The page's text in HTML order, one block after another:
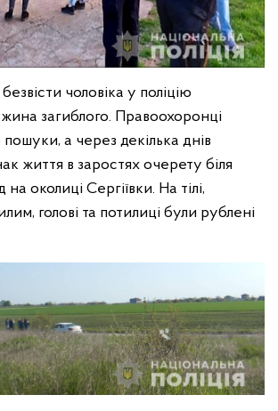
чоловіка у поліцію
загиблого. Правоохоронці
а через декілька днів
життя в заростях очерету біля
околиці Сергіївки. На тілі,
голові та потилиці були рублені